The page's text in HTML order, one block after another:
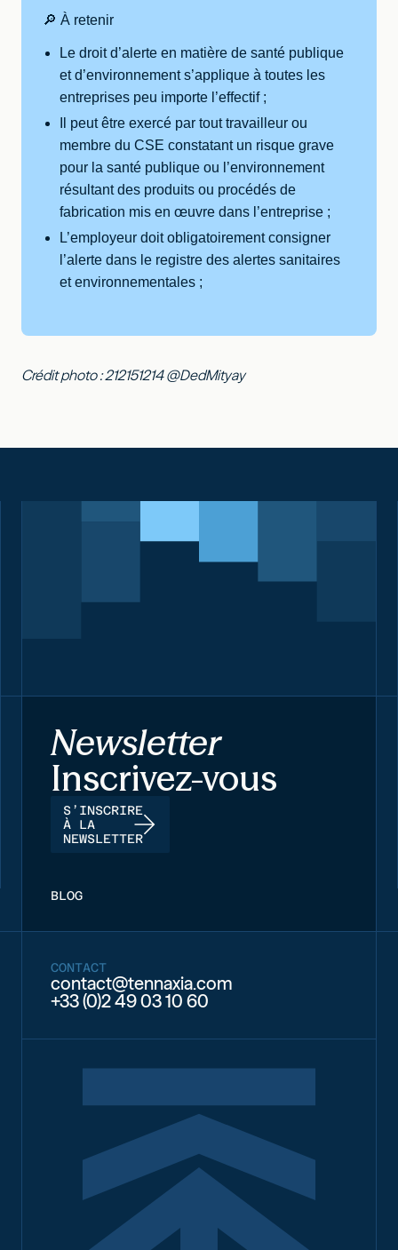
🔎 À retenir
Le droit d’alerte en matière de santé publique
et d’environnement s’applique à toutes les
entreprises peu importe l’effectif ;
Il peut être exercé par tout travailleur ou
membre du CSE constatant un risque grave
pour la santé publique ou l’environnement
résultant des produits ou procédés de
fabrication mis en œuvre dans l’entreprise ;
L’employeur doit obligatoirement consigner
l’alerte dans le registre des alertes sanitaires
et environnementales ;
Crédit photo :212151214 @DedMityay
Newsletter
Inscrivez-vous
S’INSCRIRE
À LA
NEWSLETTER
BLOG
CONTACT
contact@tennaxia.com
+33 (0)2 49 03 10 60